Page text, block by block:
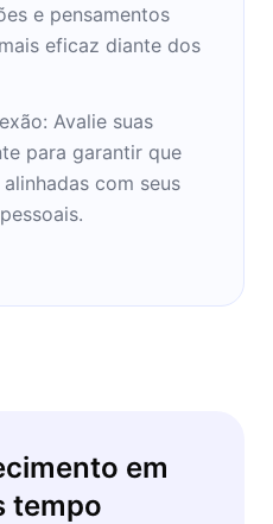
incluindo as
Young e o Fórum
e pensamentos
eficaz diante dos
Avalie suas
para garantir que
com seus
em
tempo